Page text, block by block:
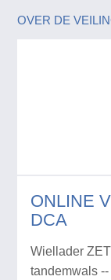
OVER DE
ONLINE
DCA
Wiellader
tandemwals